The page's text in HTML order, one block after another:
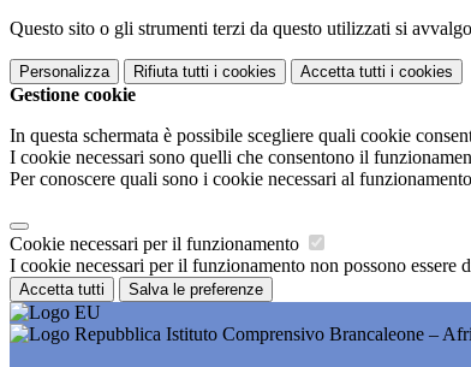
Questo sito o gli strumenti terzi da questo utilizzati si
Personalizza Rifiuta tutti i cookies Accetta tutti i cookies
Gestione cookie
In questa schermata è possibile scegliere quali cookie
I cookie necessari sono quelli che consentono il
Per conoscere quali sono i cookie necessari al
Cookie necessari per il funzionamento
I cookie necessari per il funzionamento non possono
Accetta tutti Salva le preferenze
Istituto Comprensivo Brancaleone –